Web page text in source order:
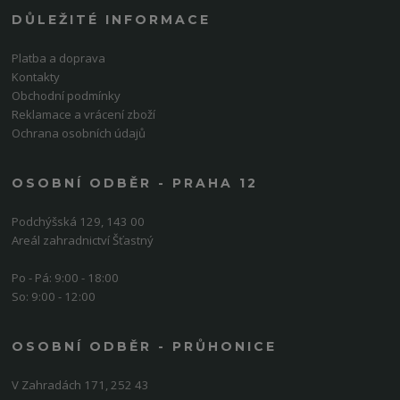
DŮLEŽITÉ INFORMACE
Platba a doprava
Kontakty
Obchodní podmínky
Reklamace a vrácení zboží
Ochrana osobních údajů
OSOBNÍ ODBĚR - PRAHA 12
Podchýšská 129, 143 00
Areál zahradnictví Šťastný
Po - Pá: 9:00 - 18:00
So: 9:00 - 12:00
OSOBNÍ ODBĚR - PRŮHONICE
V Zahradách 171, 252 43